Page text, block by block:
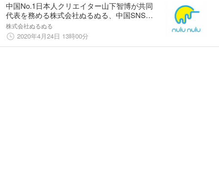
中国No.1日本人クリエイター山下智博が共同
代表を務める株式会社ぬるぬる、中国SNS対
応型クリエイターズネットワーク【B.U.G】
を設立
株式会社ぬるぬる
2020年4月24日 13時00分